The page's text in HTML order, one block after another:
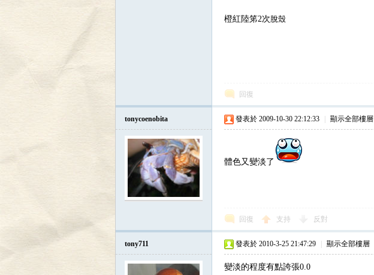
橙紅陸笫2次脫殼
回復
tonycoenobita 發表於 2009-10-30 22:12:33 顯示全部樓層
體色又變淡了
回復 支持 反對
tony711 發表於 2010-3-25 21:47:29 顯示全部樓層
變淡的程度有點誇張0.0